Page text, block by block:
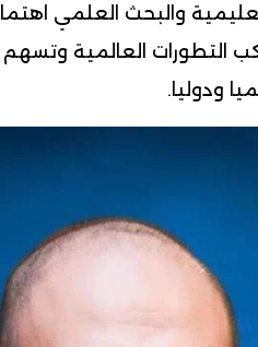
والبحث العلمي
التطورات العالمية
ودوليا.